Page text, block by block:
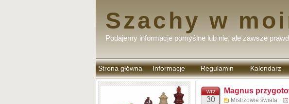
Szachy w
Podajemy informacje pomyślne lub nie, ale zawsze
Strona główna Informacje Regulamin
komentarzy
Kalendarz
wrz
30
Magnus
Mistrzowie świata